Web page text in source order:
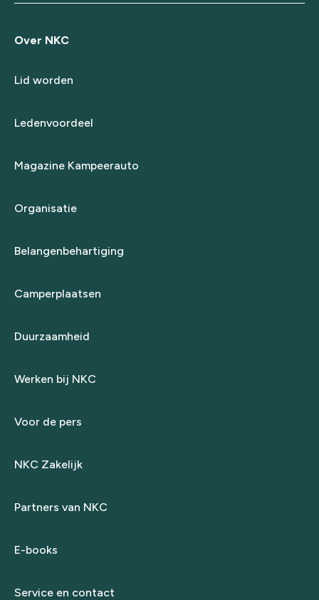
Over NKC
Lid worden
Ledenvoordeel
Magazine Kampeerauto
Organisatie
Belangenbehartiging
Camperplaatsen
Duurzaamheid
Werken bij NKC
Voor de pers
NKC Zakelijk
Partners van NKC
E-books
Service en contact